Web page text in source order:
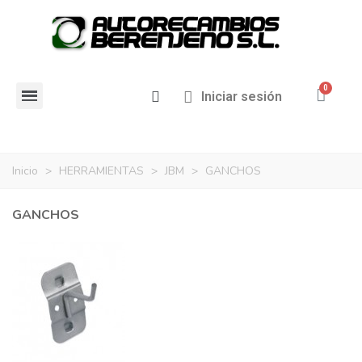
Iniciar sesión
Inicio > HERRAMIENTAS > JBM > GANCHOS
GANCHOS